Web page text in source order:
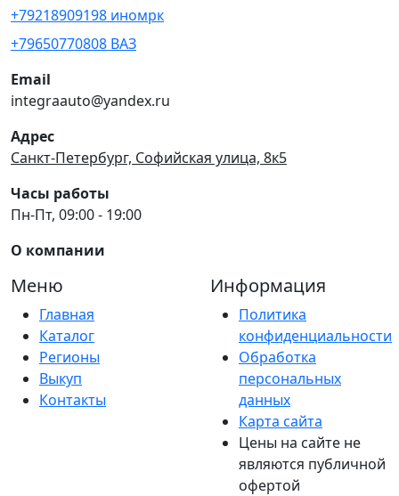
+79218909198 иномрк
+79650770808 ВАЗ
Email
integraauto@yandex.ru
Адрес
Санкт-Петербург, Софийская улица, 8к5
Часы работы
Пн-Пт, 09:00 - 19:00
О компании
Меню
Главная
Каталог
Регионы
Выкуп
Контакты
Информация
Политика
конфиденциальности
Обработка
персональных
данных
Карта сайта
Цены на сайте не
являются публичной
офертой